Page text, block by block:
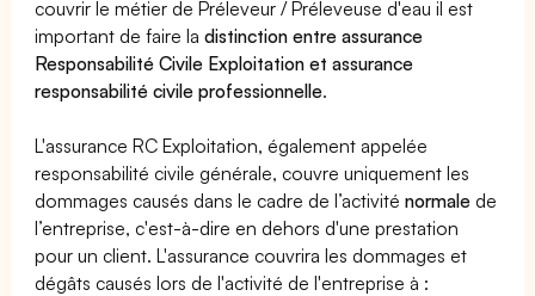
couvrir le métier de Préleveur / Préleveuse d'eau il est
important de faire ladistinction entre assurance
Responsabilité Civile Exploitation et assurance
responsabilité civile professionnelle.
L'assurance RC Exploitation, également appelée
responsabilité civile générale, couvre uniquement les
dommages causés dans le cadre de l’activiténormale de
l’entreprise, c'est-à-dire en dehors d'une prestation
pour un client. L'assurance couvrira les dommages et
dégâts causés lors de l'activité de l'entreprise à :